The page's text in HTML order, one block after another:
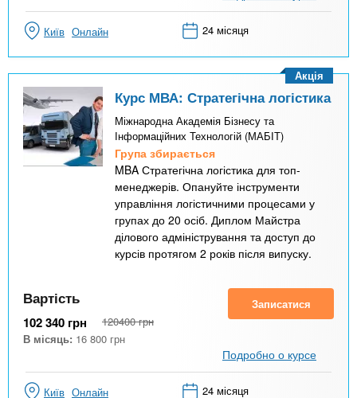
Київ Онлайн 24 місяця
Курс МВА: Стратегічна логістика
Міжнародна Академія Бізнесу та
Інформаційних Технологій (МАБІТ)
Група збирається
MBA Стратегічна логістика для топ-
менеджерів. Опануйте інструменти
управління логістичними процесами у
групах до 20 осіб. Диплом Майстра
ділового адміністрування та доступ до
курсів протягом 2 років після випуску.
Акція
Вартість
102 340 грн 120400 грн
В місяць: 16 800 грн
Записатися
Подробно о курсе
Київ Онлайн 24 місяця